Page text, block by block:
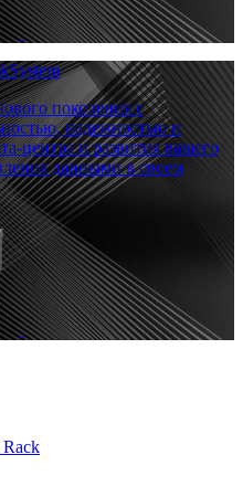
поколения с
надежностью и
центра и развития вашего
данными в своем